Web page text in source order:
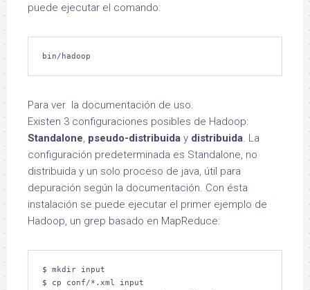
puede ejecutar el comando:
bin/hadoop
Para ver la documentación de uso.
Existen 3 configuraciones posibles de Hadoop:
Standalone, pseudo-distribuida y distribuida. La
configuración predeterminada es Standalone, no
distribuida y un solo proceso de java, útil para
depuración según la documentación. Con ésta
instalación se puede ejecutar el primer ejemplo de
Hadoop, un grep basado en MapReduce:
$ mkdir input
$ cp conf/*.xml input